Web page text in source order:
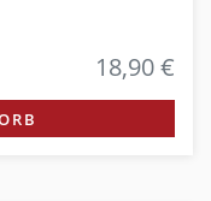
18,90 €